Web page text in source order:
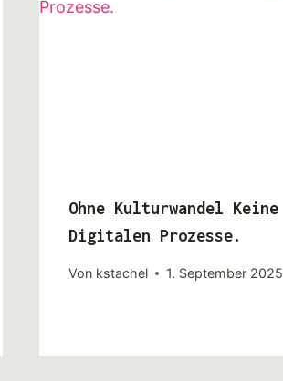
Ohne Kulturwandel Keine
Digitalen Prozesse.
Von kstachel 1. September 2025